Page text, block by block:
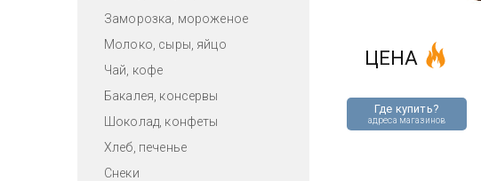
Заморозка, мороженое
Молоко, сыры, яйцо
Чай, кофе
Бакалея, консервы
Шоколад, конфеты
Хлеб, печенье
Снеки
Где купить?
адреса магазинов
ЦЕНА